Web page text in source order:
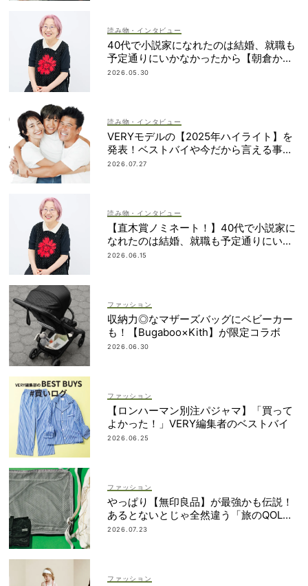
読み物・インタビュー
40代で小説家になれたのは結婚、就職も
予定通りにいかなかったから【朝倉かす
みさん】
2026.05.30
読み物・インタビュー
VERYモデルの【2025年ハイライト】を
発表！ベストバイや今だから言える事件
簿も大公開
2026.07.27
読み物・インタビュー
【直木賞ノミネート！】40代で小説家に
なれたのは結婚、就職も予定通りにいか
なかったから｜朝倉かすみさん
2026.06.15
ファッション
収納力◎なマザーズバッグにベビーカー
も！【Bugaboo×Kith】が限定コラボ
2026.06.30
ファッション
【ロンハーマン別注パジャマ】「買って
よかった！」VERY編集者のベストバイ
2026.06.25
ファッション
やっぱり【無印良品】が最強かも伝説！
あるとないとじゃ全然違う「旅のQOL爆
上げアイテム」
2026.07.23
ファッション